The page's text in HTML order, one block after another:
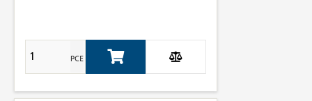
PCE Add to Cart